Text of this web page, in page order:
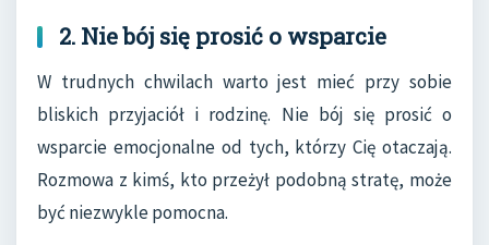
2. Nie bój się prosić o wsparcie
W trudnych chwilach warto jest mieć przy sobie
bliskich przyjaciół i rodzinę. Nie bój się prosić o
wsparcie emocjonalne od tych, którzy Cię otaczają.
Rozmowa z kimś, kto przeżył podobną stratę, może
być niezwykle pomocna.